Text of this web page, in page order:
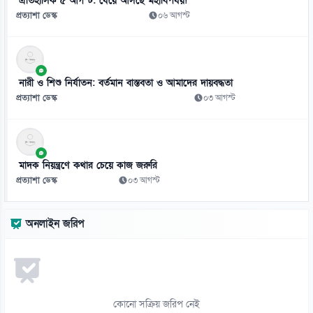
০৬ আগস্ট
১১
পাসওয়ার্ড নয় এখন ভরসা পাসকী, কীভাবে নিরাপত্তা দেবে?
১২
ভিনিসিয়ুসকে ‘হুমকি’ দিয়ে সুর নরম রিয়ালের, আর্সেনালের নতুন প্রস্তাব
০৬ আগস্ট
১৩
১৪
ইয়েমেনে সামরিক শিবিরে ভয়াবহ হামলা, নিহত ৩০
প্রত্যাশা ডেস্ক ০৬ আগস্ট
নারী ও শিশু নির্যাতন: বর্তমান বাস্তবতা ও আমাদের দায়বদ্ধতা
প্রত্যাশা ডেস্ক ০৩ আগস্ট
মাদক নিয়ন্ত্রণে কথার চেয়ে কাজ জরুরি
প্রত্যাশা ডেস্ক ০৩ আগস্ট
অনলাইন জরিপ
কোনো সক্রিয় জরিপ নেই